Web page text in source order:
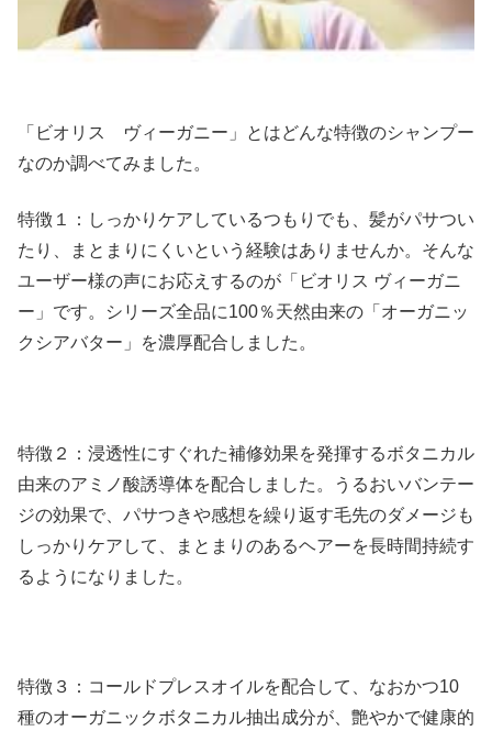
「ビオリス ヴィーガニー」とはどんな特徴のシャンプー
なのか調べてみました。
特徴１：しっかりケアしているつもりでも、髪がパサつい
たり、まとまりにくいという経験はありませんか。そんな
ユーザー様の声にお応えするのが「ビオリス ヴィーガニ
ー」です。シリーズ全品に100％天然由来の「オーガニッ
クシアバター」を濃厚配合しました。
特徴２：浸透性にすぐれた補修効果を発揮するボタニカル
由来のアミノ酸誘導体を配合しました。うるおいバンテー
ジの効果で、パサつきや感想を繰り返す毛先のダメージも
しっかりケアして、まとまりのあるヘアーを長時間持続す
るようになりました。
特徴３：コールドプレスオイルを配合して、なおかつ10
種のオーガニックボタニカル抽出成分が、艶やかで健康的